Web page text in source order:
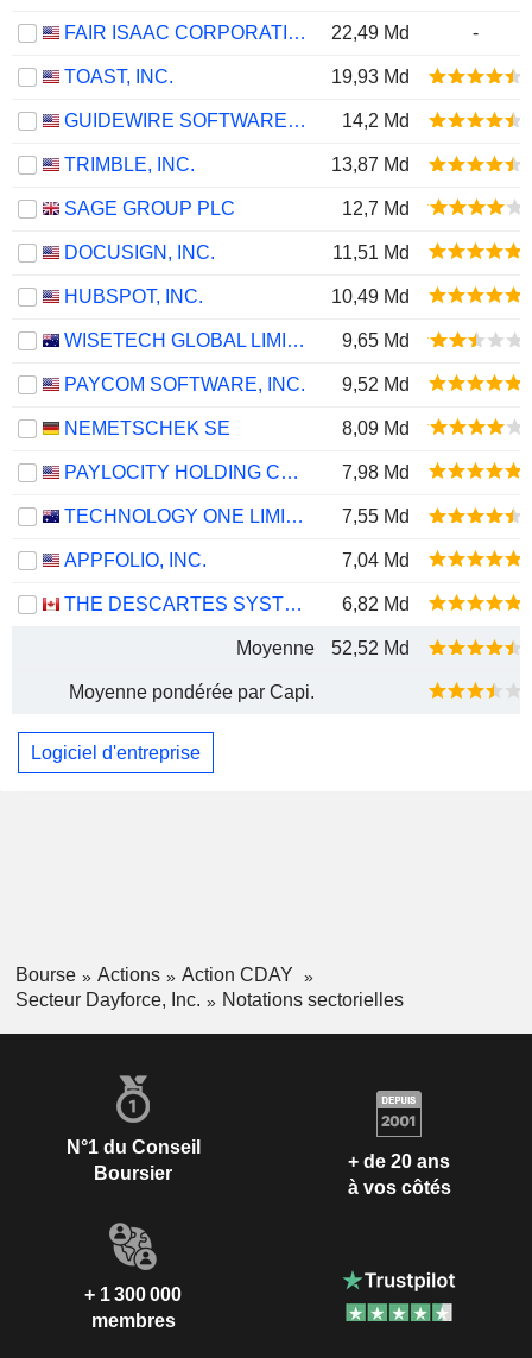
FAIR ISAAC CORPORATION 22,49 Md -
TOAST, INC. 19,93 Md
GUIDEWIRE SOFTWARE, INC. 14,2 Md
TRIMBLE, INC. 13,87 Md
SAGE GROUP PLC 12,7 Md
DOCUSIGN, INC. 11,51 Md
HUBSPOT, INC. 10,49 Md
WISETECH GLOBAL LIMITED 9,65 Md
PAYCOM SOFTWARE, INC. 9,52 Md
NEMETSCHEK SE 8,09 Md
PAYLOCITY HOLDING CORPORATION 7,98 Md
TECHNOLOGY ONE LIMITED 7,55 Md
APPFOLIO, INC. 7,04 Md
THE DESCARTES SYSTEMS GROUP INC. 6,82 Md
Moyenne 52,52 Md
Moyenne pondérée par Capi.
Logiciel d'entreprise
Bourse Actions
Action CDAY
Secteur Dayforce, Inc.
Notations sectorielles
N°1 du Conseil
Boursier
+ de 20 ans
à vos côtés
+ 1 300 000
membres